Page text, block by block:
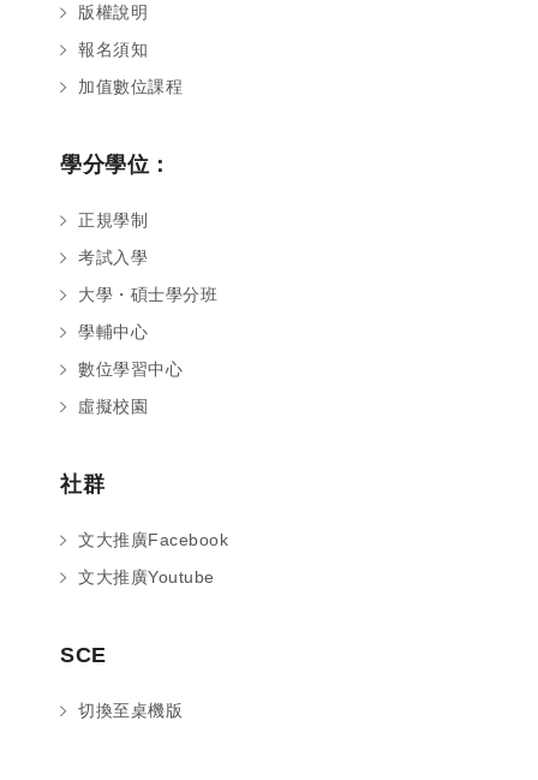
版權說明
報名須知
加值數位課程
學分學位：
正規學制
考試入學
大學・碩士學分班
學輔中心
數位學習中心
虛擬校園
社群
文大推廣Facebook
文大推廣Youtube
SCE
切換至桌機版